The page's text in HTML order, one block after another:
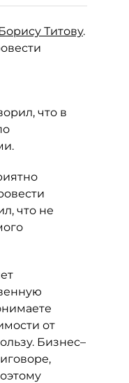
Титову.
что в
что не
от
Бизнес–